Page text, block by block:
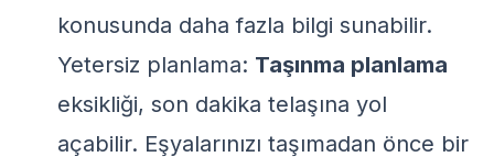
konusunda daha fazla bilgi sunabilir.
Yetersiz planlama: Taşınma planlama
eksikliği, son dakika telaşına yol
açabilir. Eşyalarınızı taşımadan önce bir